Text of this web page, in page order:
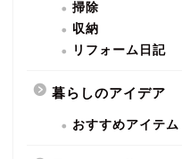
掃除
収納
リフォーム日記
暮らしのアイデア
おすすめアイテム